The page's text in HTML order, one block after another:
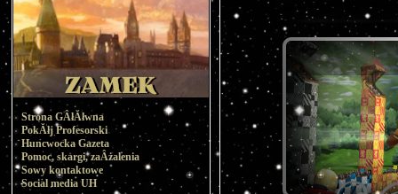
Strona GÂłĂłwna
PokĂłj Profesorski
Huncwocka Gazeta
Pomoc, skargi, zaÂżalenia
Sowy kontaktowe
Social media UH